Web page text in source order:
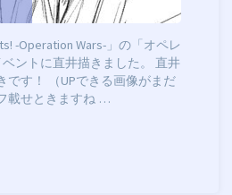
-Operation Wars-」の「オペレ
ベントに直井描きました。 直井
です！ （UPできる画像がまだ
載せときますね …